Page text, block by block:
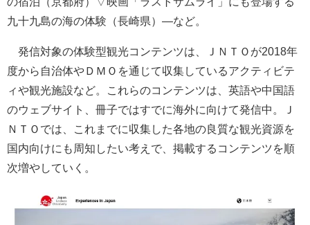
九十九島の海の体験（長崎県）―など。
発信対象の体験型観光コンテンツは、ＪＮＴＯが2018年
度から自治体やＤＭＯを通じて収集しているアクティビテ
ィや観光施設など。これらのコンテンツは、英語や中国語
のウェブサイト、冊子ではすでに海外に向けて発信中。Ｊ
ＮＴＯでは、これまでに収集した各地の良質な観光資源を
国内向けにも周知したい考えで、掲載するコンテンツを順
次増やしていく。